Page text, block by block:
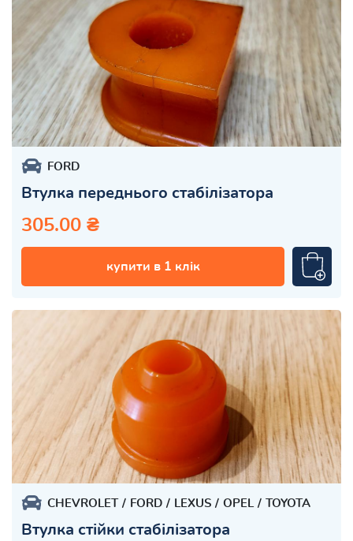
FORD
Втулка переднього стабілізатора
305.00 ₴
купити в 1 клік
CHEVROLET FORD LEXUS OPEL TOYOTA
Втулка стійки стабілізатора